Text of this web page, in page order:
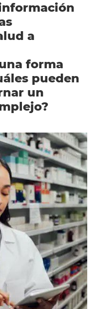
a
forma
pueden
un